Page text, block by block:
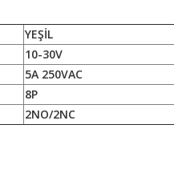
YEŞİL
10-30V
5A 250VAC
8P
2NO/2NC